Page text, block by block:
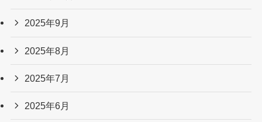
2025年9月
2025年8月
2025年7月
2025年6月